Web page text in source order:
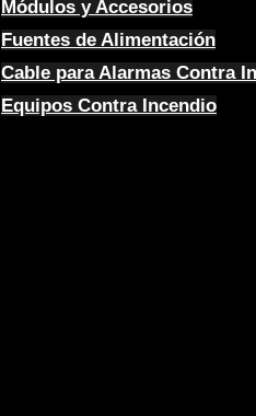
Módulos y Accesorios
Fuentes de Alimentación
Cable para Alarmas Contra
Equipos Contra Incendio